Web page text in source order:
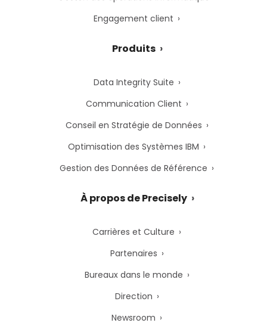
Engagement client
Produits
Data Integrity Suite
Communication Client
Conseil en Stratégie de Données
Optimisation des Systèmes IBM
Gestion des Données de Référence
À propos de Precisely
Carrières et Culture
Partenaires
Bureaux dans le monde
Direction
Newsroom